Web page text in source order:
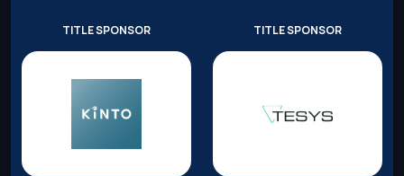
TITLE SPONSOR TITLE SPONSOR